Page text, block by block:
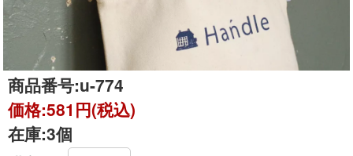
商品番号:u-774
価格:581円(税込)
在庫:3個